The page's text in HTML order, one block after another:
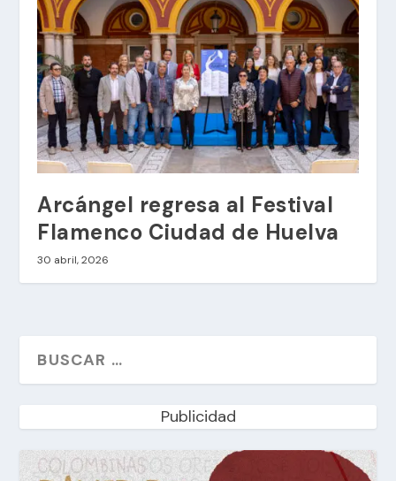
Arcángel regresa al Festival
Flamenco Ciudad de Huelva
30 abril, 2026
Publicidad